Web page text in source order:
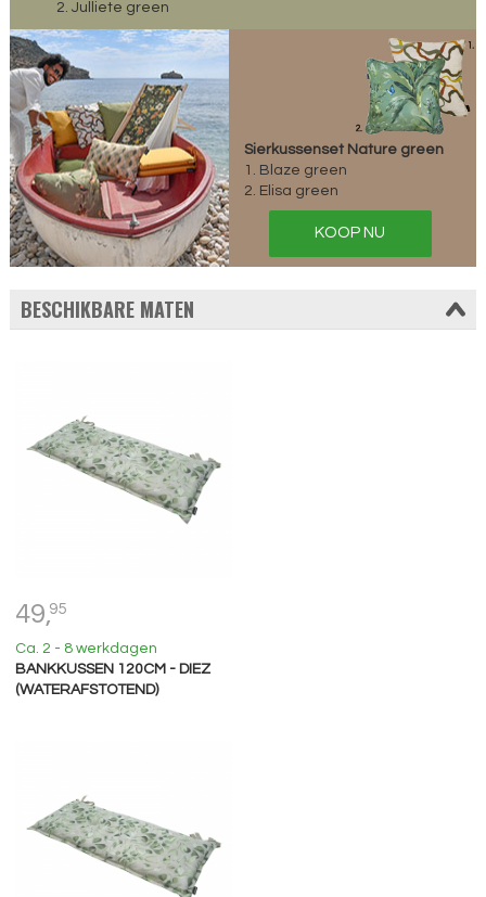
2. Julliete green
Sierkussenset Nature green
1. Blaze green
2. Elisa green
KOOP NU
BESCHIKBARE MATEN
49,95
Ca. 2 - 8 werkdagen
BANKKUSSEN 120CM - DIEZ
(WATERAFSTOTEND)